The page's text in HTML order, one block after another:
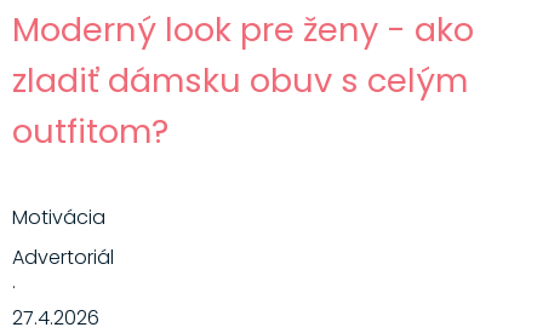
Moderný look pre ženy - ako
zladiť dámsku obuv s celým
outfitom?
Motivácia
Advertoriál
·
27.4.2026